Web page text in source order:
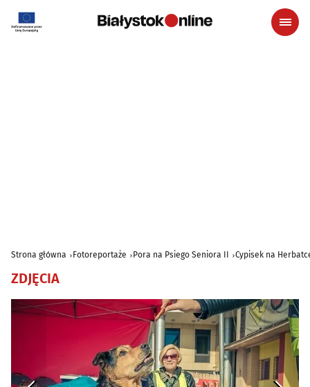
Strona główna Fotoreportaże Pora na Psiego Seniora II Cypisek na
ZDJĘCIA